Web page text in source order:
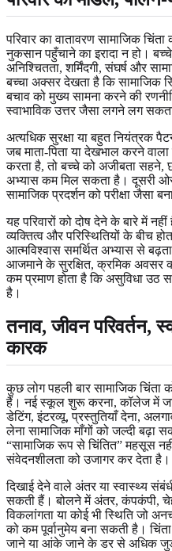
परिवार का वातावरण सामाजिक
नुकसान पहुँचाने का इरादा न हो।
अनिश्चितता, शर्मिंदगी, संघर्ष और
बच्चा अक्सर देखता है कि सामाजिक
बचाव को मुख्य सामना करने की
स्वाभाविक उत्तर जैसा लगने लग
अत्यधिक सुरक्षा या बहुत नियंत्रक
जब माता-पिता या देखभाल करने
करता है, तो बच्चे को अजीबता
अभ्यास कम मिल सकता है। दूसरी
सामाजिक प्रदर्शन को परीक्षा जैसा
यह परिवारों को दोष देने के बारे में
व्यक्तित्व और परिस्थितियों के बीच
आत्मविश्वास समर्थित अभ्यास से
आजमाने के सुरक्षित, क्रमिक अवसर
कम प्रमाण होता है कि असुविधा
है।
तनाव, जीवन परिवर्तन,
कारक
कुछ लोग पहली बार सामाजिक चिंता
हैं। नई स्कूल शुरू करना, कॉलेज में
डेटिंग, इंटरव्यू, प्रस्तुतियाँ देना,
लेना सामाजिक माँगों को जल्दी बढ़ा
“सामाजिक रूप से चिंतित” महसूस
संवेदनशीलता को उजागर कर देता है।
दिखाई देने वाले अंतर या स्वास्थ्य
सकती हैं। बोलने में अंतर, कंपकंपी,
विकलांगता या कोई भी स्थिति जो
को कम पूर्वानुमेय बना सकती है।
जाने या आंके जाने के डर से अधिक